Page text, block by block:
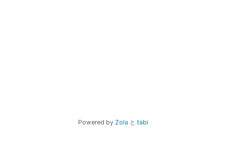
Powered by Zola と tabi